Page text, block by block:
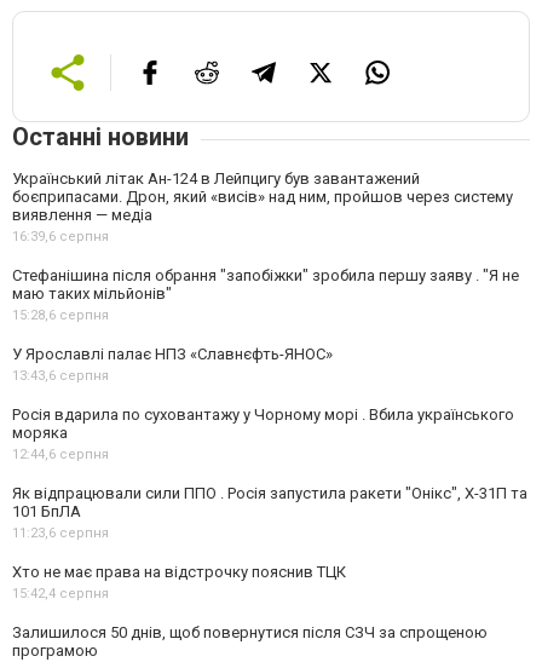
Останні новини
Український літак Ан-124 в Лейпцигу був завантажений
боєприпасами. Дрон, який «висів» над ним, пройшов через систему
виявлення — медіа
16:39,6 серпня
Стефанішина після обрання "запобіжки" зробила першу заяву . "Я не
маю таких мільйонів"
15:28,6 серпня
У Ярославлі палає НПЗ «Славнєфть-ЯНОС»
13:43,6 серпня
Росія вдарила по суховантажу у Чорному морі . Вбила українського
моряка
12:44,6 серпня
Як відпрацювали сили ППО . Росія запустила ракети "Онікс", Х-31П та
101 БпЛА
11:23,6 серпня
Хто не має права на відстрочку пояснив ТЦК
15:42,4 серпня
Залишилося 50 днів, щоб повернутися після СЗЧ за спрощеною
програмою